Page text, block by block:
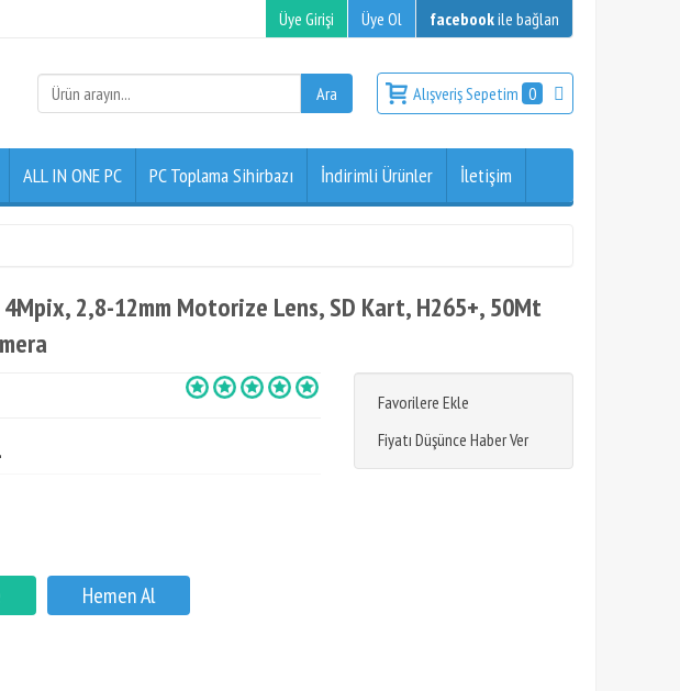
Üye Girişi Üye Ol facebookile bağlan
Alışveriş Sepetim 0
ALL IN ONE PC PC Toplama Sihirbazı İndirimli Ürünler İletişim
4Mpix, 2,8-12mm Motorize Lens, SD Kart, H265+, 50Mt
Favorilere Ekle
Fiyatı Düşünce Haber Ver